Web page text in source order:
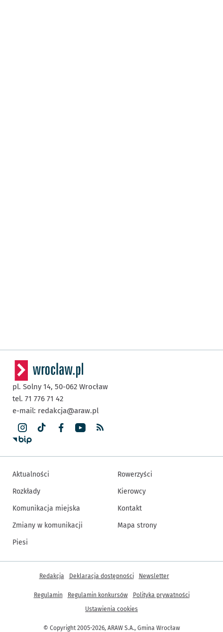
pl. Solny 14, 50-062 Wrocław
tel. 71 776 71 42
e-mail: redakcja@araw.pl
Aktualności
Rozkłady
Komunikacja miejska
Zmiany w komunikacji
Piesi
Rowerzyści
Kierowcy
Kontakt
Mapa strony
© Copyright 2005-2026, ARAW S.A., Gmina Wrocław
Inne informacje
Redakcja Deklaracja dostępności Newsletter
Regulamin Regulamin konkursów
Polityka prywatności
Ustawienia cookies